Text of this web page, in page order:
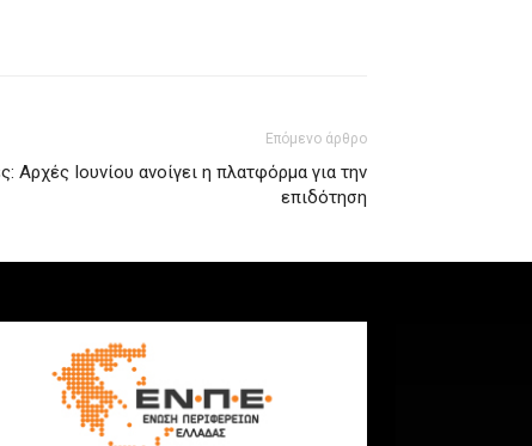
Επόμενο άρθρο
Αρχές Ιουνίου ανοίγει η πλατφόρμα για την
επιδότηση